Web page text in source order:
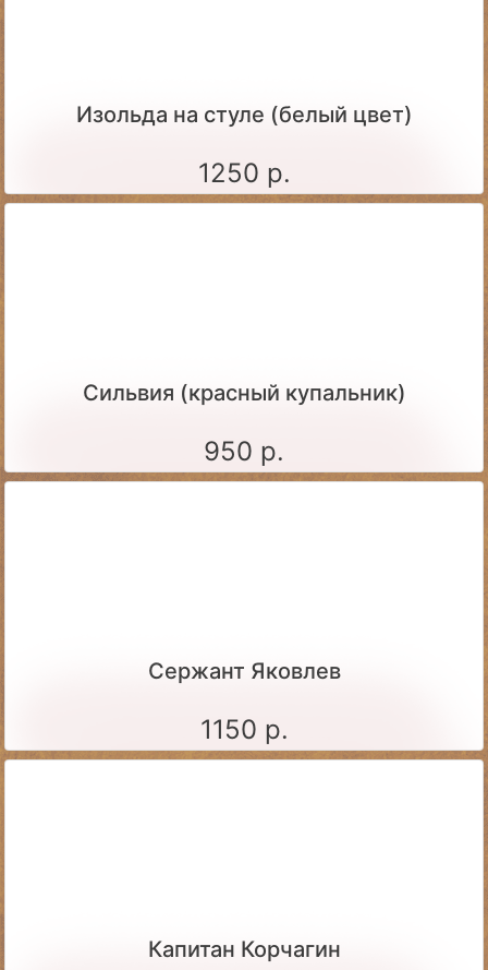
Изольда на стуле (белый цвет)
1250 р.
Сильвия (красный купальник)
950 р.
Сержант Яковлев
1150 р.
Капитан Корчагин